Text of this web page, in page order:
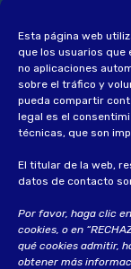
Esta página web
que los usuarios que
no aplicaciones
sobre el tráfico y
pueda compartir
legal es el
técnicas, que son
El titular de la web,
datos de contacto
Por favor, haga clic en
cookies, o en
qué cookies admitir,
obtener más
Aviso Legal
Política de
Política de
Política de